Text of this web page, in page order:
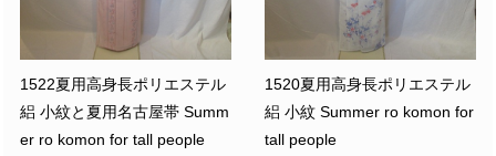
1522夏用高身長ポリエステル
絽 小紋と夏用名古屋帯 Summ
er ro komon for tall people
1520夏用高身長ポリエステル
絽 小紋 Summer ro komon for
tall people